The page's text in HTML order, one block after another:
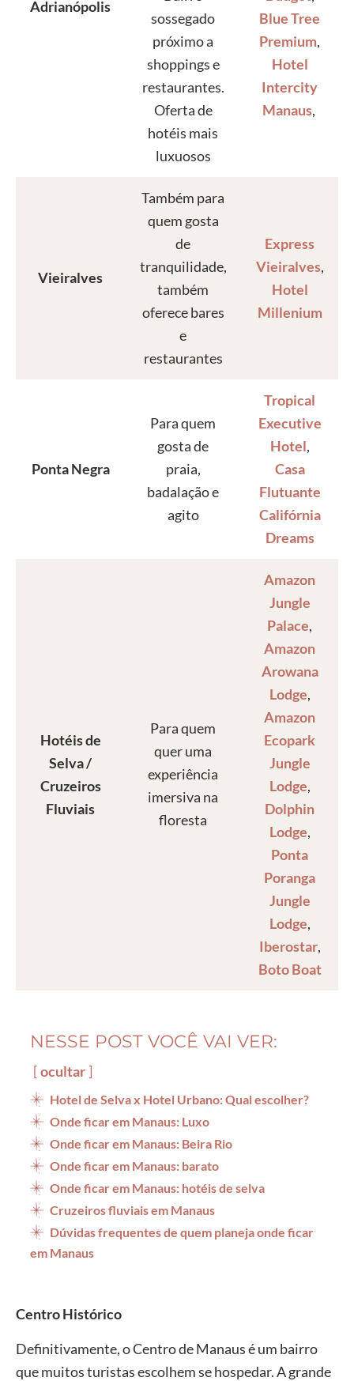
Adrianópolis
sossegado
próximo a
shoppings e
restaurantes.
Oferta de
hotéis mais
luxuosos
Blue Tree
Premium,
Hotel
Intercity
Manaus,
Vieiralves
Também para
quem gosta
de
tranquilidade,
também
oferece bares
e
restaurantes
Express
Vieiralves,
Hotel
Millenium
Ponta Negra
Para quem
gosta de
praia,
badalação e
agito
Tropical
Executive
Hotel,
Casa
Flutuante
Califórnia
Dreams
Hotéis de
Selva /
Cruzeiros
Fluviais
Para quem
quer uma
experiência
imersiva na
floresta
Amazon
Jungle
Palace,
Amazon
Arowana
Lodge,
Amazon
Ecopark
Jungle
Lodge,
Dolphin
Lodge,
Ponta
Poranga
Jungle
Lodge,
Iberostar,
Boto Boat
NESSE POST VOCÊ VAI VER:
ocultar
Hotel de Selva x Hotel Urbano: Qual escolher?
Onde ficar em Manaus: Luxo
Onde ficar em Manaus: Beira Rio
Onde ficar em Manaus: barato
Onde ficar em Manaus: hotéis de selva
Cruzeiros fluviais em Manaus
Dúvidas frequentes de quem planeja onde ficar
em Manaus
Centro Histórico
Definitivamente, o Centro de Manaus é um bairro
que muitos turistas escolhem se hospedar. A grande